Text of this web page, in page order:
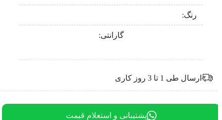
رنگ:
گارانتی:
ارسال طی 1 تا 3 روز کاری
پشتیبانی و استعلام قیمت